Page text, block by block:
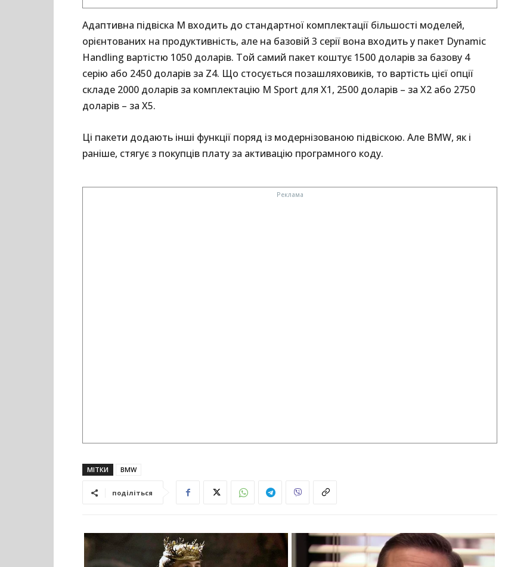
Адаптивна підвіска M входить до стандартної комплектації більшості моделей,
орієнтованих на продуктивність, але на базовій 3 серії вона входить у пакет Dynamic
Handling вартістю 1050 доларів. Той самий пакет коштує 1500 доларів за базову 4
серію або 2450 доларів за Z4. Що стосується позашляховиків, то вартість цієї опції
складе 2000 доларів за комплектацію M Sport для X1, 2500 доларів – за X2 або 2750
доларів – за X5.
Ці пакети додають інші функції поряд із модернізованою підвіскою. Але BMW, як і
раніше, стягує з покупців плату за активацію програмного коду.
МІТКИ BMW
поділіться